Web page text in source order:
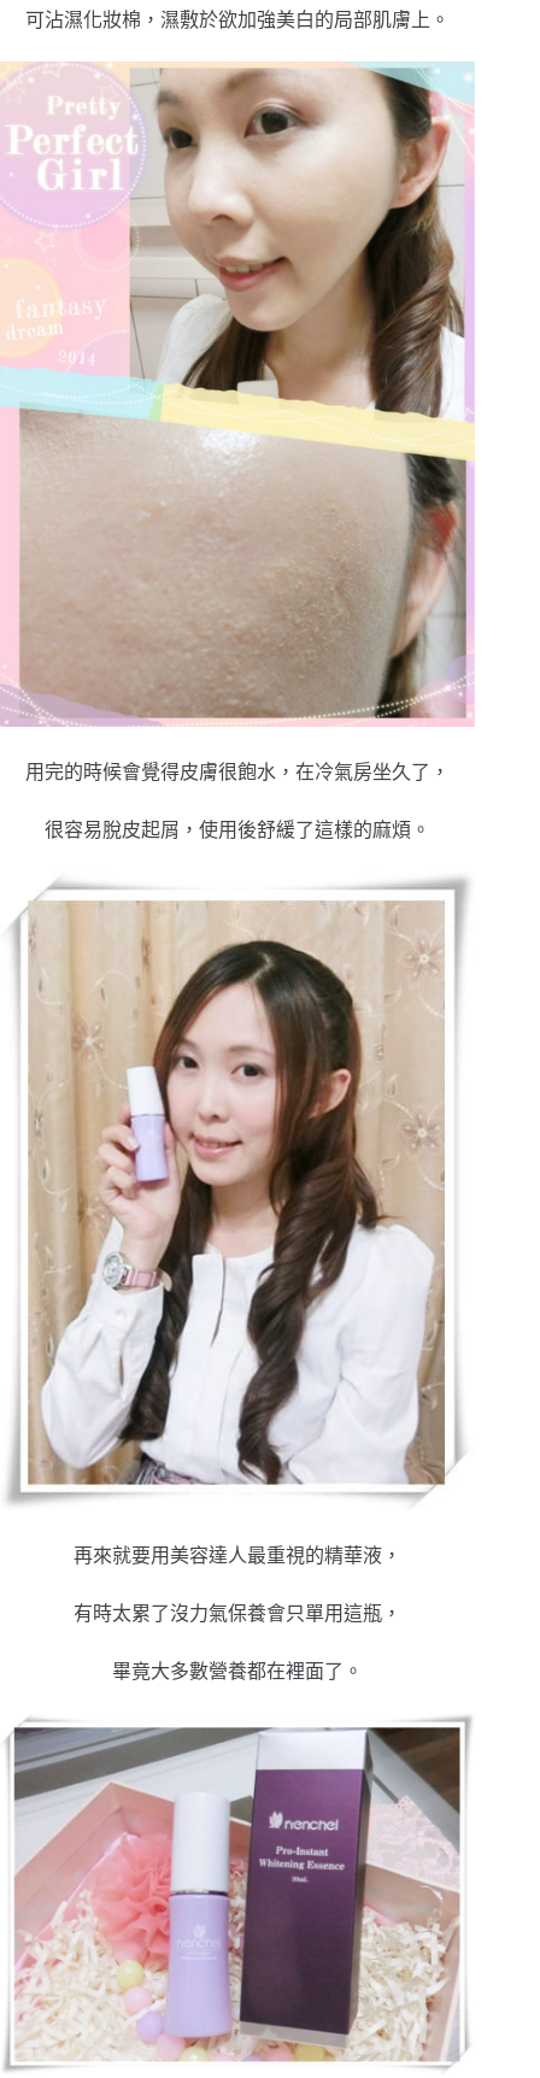
可沾濕化妝棉，濕敷於欲加強美白的局部肌膚上。
用完的時候會覺得皮膚很飽水，在冷氣房坐久了，
很容易脫皮起屑，使用後舒緩了這樣的麻煩。
再來就要用美容達人最重視的精華液，
有時太累了沒力氣保養會只單用這瓶，
畢竟大多數營養都在裡面了。